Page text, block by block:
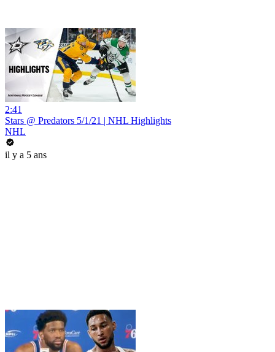
2:41
Stars @ Predators 5/1/21 | NHL Highlights
NHL
il y a 5 ans